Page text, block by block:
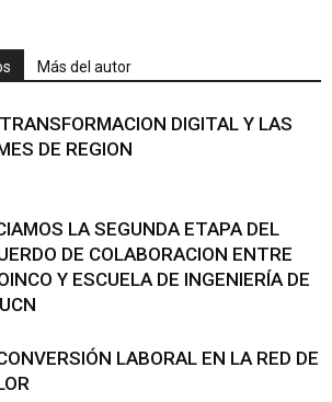
Más del autor
DIGITAL Y LAS
DE REGION
LA SEGUNDA ETAPA DEL
DE COLABORACION ENTRE
Y ESCUELA DE INGENIERÍA DE
LABORAL EN LA RED DE